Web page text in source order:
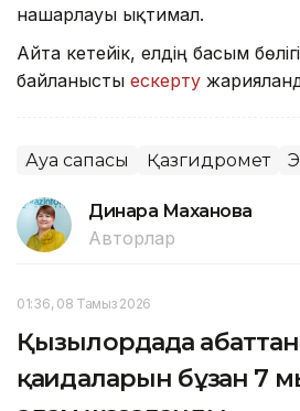
нашарлауы ықтимал.
Айта кетейік, елдің басым
байланысты ескерту
Ауа сапасы Қазгидромет
Динара Маханова
Авторлар
01:36, 08 Тамыз 2026
Қызылордада
қағидаларын бұзған 7